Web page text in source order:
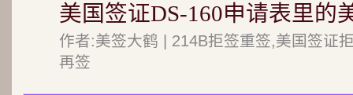
美国签证DS-160申请表里的
作者:美签大鹤 | 214B拒签重签,美国签证
再签